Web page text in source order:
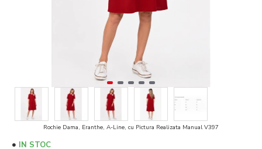
Rochie Dama, Eranthe, A-Line, cu Pictura Realizata Manual V397
IN STOC